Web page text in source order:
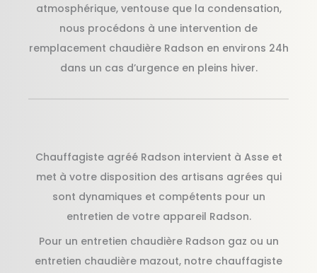
atmosphérique, ventouse que la condensation,
nous procédons à une intervention de
remplacement chaudière Radson en environs 24h
dans un cas d’urgence en pleins hiver.
Chauffagiste agréé Radson intervient à Asse et
met à votre disposition des artisans agrées qui
sont dynamiques et compétents pour un
entretien de votre appareil Radson.
Pour un entretien chaudière Radson gaz ou un
entretien chaudière mazout, notre chauffagiste